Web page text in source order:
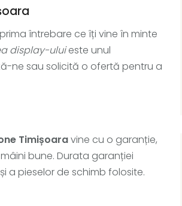
întrebare ce îți vine în minte
display-uluieste unul
ne sau solicită o ofertă pentru a
Timișoaravine cu o garanție,
bune. Durata garanției
a pieselor de schimb folosite.